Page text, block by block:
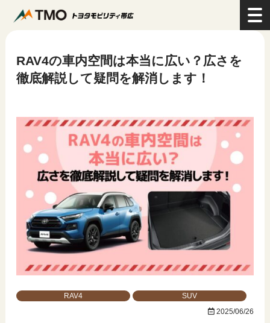
>コラム >RAV4の車内空間は本当に広い？広さを徹底解説して疑問を解消します！
RAV4の車内空間は本当に広い？広さを
徹底解説して疑問を解消します！
RAV4
SUV
2025/06/26